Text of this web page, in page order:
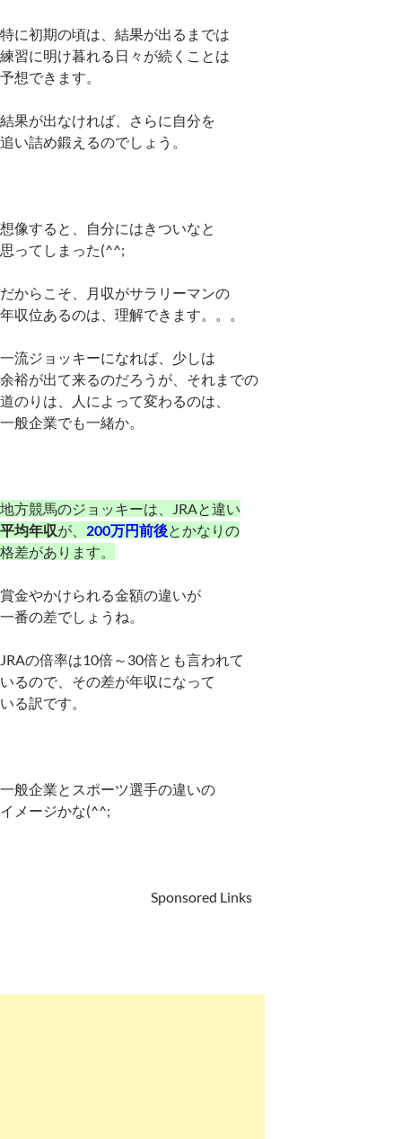
特に初期の頃は、結果が出るまでは
練習に明け暮れる日々が続くことは
予想できます。
結果が出なければ、さらに自分を
追い詰め鍛えるのでしょう。
想像すると、自分にはきついなと
思ってしまった(^^;
だからこそ、月収がサラリーマンの
年収位あるのは、理解できます。。。
一流ジョッキーになれば、少しは
余裕が出て来るのだろうが、それまでの
道のりは、人によって変わるのは、
一般企業でも一緒か。
地方競馬のジョッキーは、JRAと違い
平均年収が、 200万円前後とかなりの
格差があります。
賞金やかけられる金額の違いが
一番の差でしょうね。
JRAの倍率は10倍～30倍とも言われて
いるので、その差が年収になって
いる訳です。
一般企業とスポーツ選手の違いの
イメージかな(^^;
Sponsored Links